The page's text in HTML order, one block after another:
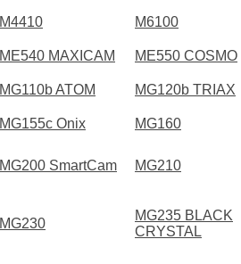
M4410 M6100
ME540 MAXICAM ME550 COSMO
MG110b ATOM MG120b TRIAX
MG155c Onix MG160
MG200 SmartCam MG210
MG230
MG235 BLACK
CRYSTAL